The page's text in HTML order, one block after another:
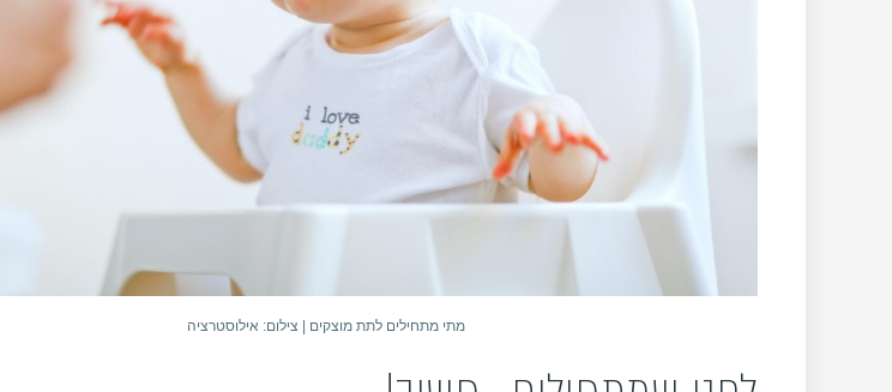
מתי מתחילים לתת מוצקים | צילום: אילוסטרציה